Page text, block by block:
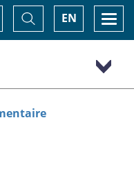
EN
Basculer
la
recherche